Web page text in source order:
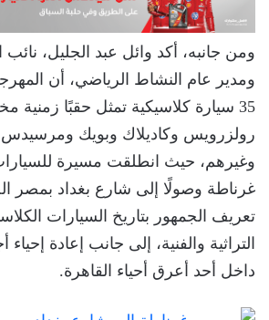
ومن جانبه، أكد وائل عبد الجليل، نائب
ومدير عام النشاط الرياضي، أن
35 سيارة كلاسيكية تمثل حقبًا زمنية
رولزرويس وكاديلاك وبويك ومرسيدس
وغيرهم، حيث انطلقت مسيرة
غرناطة وصولًا إلى شارع بغداد بمصر
تعريف الجمهور بتاريخ السيارات
التراثية والفنية، إلى جانب إعادة
داخل أحد أعرق أحياء القاهرة.